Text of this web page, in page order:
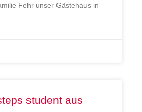
Fehr unser Gästehaus in
student aus